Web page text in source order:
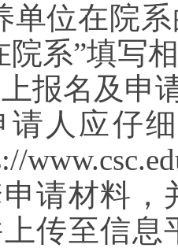
单位在院
院系”填写
上报名及申
请人应仔
请材料，
传至信息